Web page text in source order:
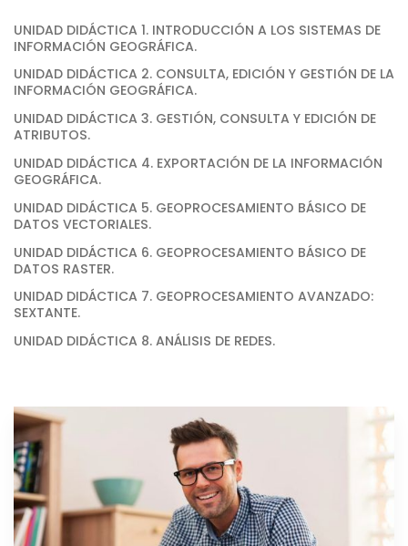
UNIDAD DIDÁCTICA 1. INTRODUCCIÓN A LOS SISTEMAS DE
INFORMACIÓN GEOGRÁFICA.
UNIDAD DIDÁCTICA 2. CONSULTA, EDICIÓN Y GESTIÓN DE LA
INFORMACIÓN GEOGRÁFICA.
UNIDAD DIDÁCTICA 3. GESTIÓN, CONSULTA Y EDICIÓN DE
ATRIBUTOS.
UNIDAD DIDÁCTICA 4. EXPORTACIÓN DE LA INFORMACIÓN
GEOGRÁFICA.
UNIDAD DIDÁCTICA 5. GEOPROCESAMIENTO BÁSICO DE
DATOS VECTORIALES.
UNIDAD DIDÁCTICA 6. GEOPROCESAMIENTO BÁSICO DE
DATOS RASTER.
UNIDAD DIDÁCTICA 7. GEOPROCESAMIENTO AVANZADO:
SEXTANTE.
UNIDAD DIDÁCTICA 8. ANÁLISIS DE REDES.